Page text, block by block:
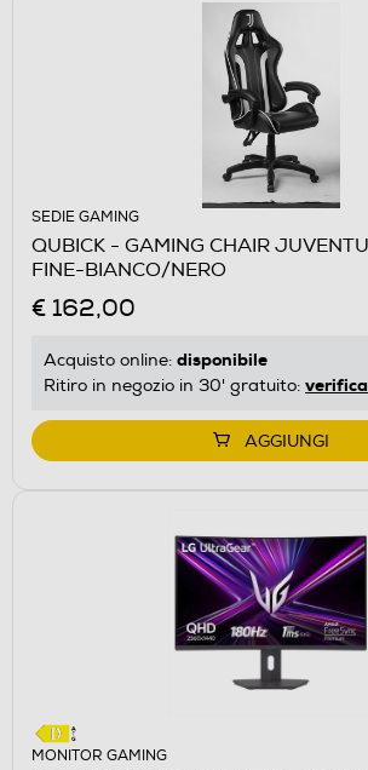
SEDIE GAMING
QUBICK - GAMING CHAIR
FINE-BIANCO/NERO
€ 162,00
Acquisto online: disponibile
Ritiro in negozio in 30' gratuito: verifica
AGGIUNGI
MONITOR GAMING